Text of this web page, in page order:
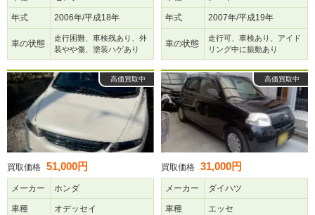
年式 2006年/平成18年
車の状態
走行困難、車検残あり、外
装やや傷、塗装ハゲあり
年式 2007年/平成19年
車の状態
走行可、車検あり、アイド
リング中に振動あり
高価買取中
買取価格 51,000円
メーカー ホンダ
車種 オデッセイ
高価買取中
買取価格 31,000円
メーカー ダイハツ
車種 エッセ